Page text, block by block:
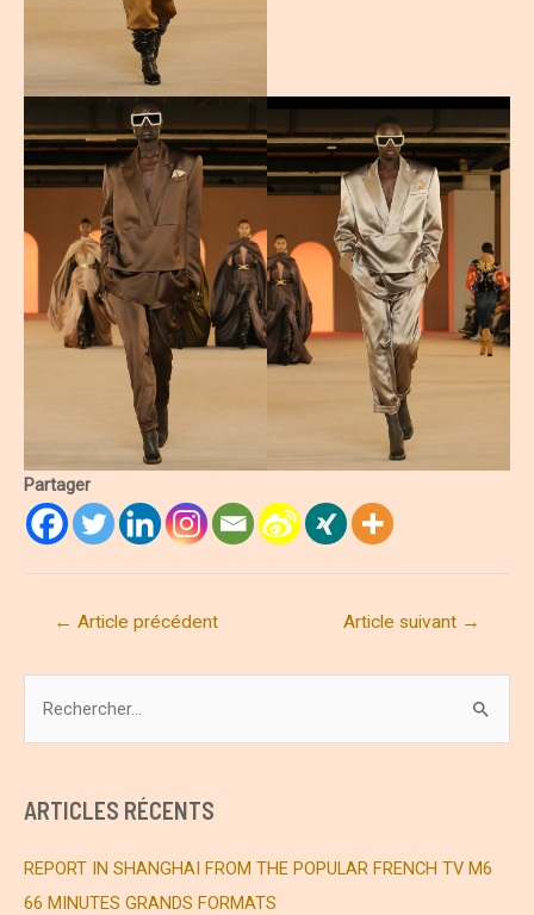
Partager
Navigation
l’article
← Article précédent Article suivant →
r
c
ARTICLES RÉCENTS
REPORT IN SHANGHAI FROM THE POPULAR FRENCH TV M6
66 MINUTES GRANDS FORMATS